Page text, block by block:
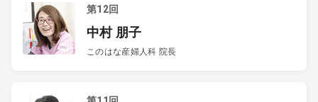
第12回
中村 朋子
このはな産婦人科 院長